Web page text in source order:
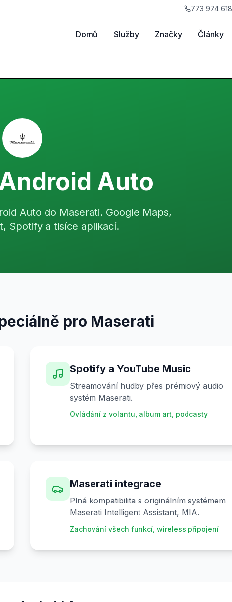
773 974 618
Domů Služby Značky Články
Auto
Auto do Maserati. Google Maps,
Spotify a tisíce aplikací.
pro Maserati
Spotify a YouTube Music
Streamování hudby přes prémiový audio
systém Maserati.
Ovládání z volantu, album art, podcasty
Maserati integrace
Plná kompatibilita s originálním systémem
Maserati Intelligent Assistant, MIA.
Zachování všech funkcí, wireless připojení